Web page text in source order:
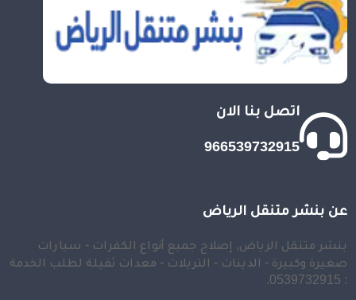
اتصل بنا الان
966539732915
عن بنشر متنقل الرياض
بنشر متنقل الرياض, إصلاح جميع أنواع الكفرات - سيارات
صغيرة وكبيرة - الدينات - التريلات - معدات ثقيلة لطلب الخدمة
: 0539732915.